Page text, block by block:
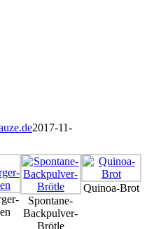
2017-11-
Spontane-
Backpulver-
Brötle
Quinoa-Brot